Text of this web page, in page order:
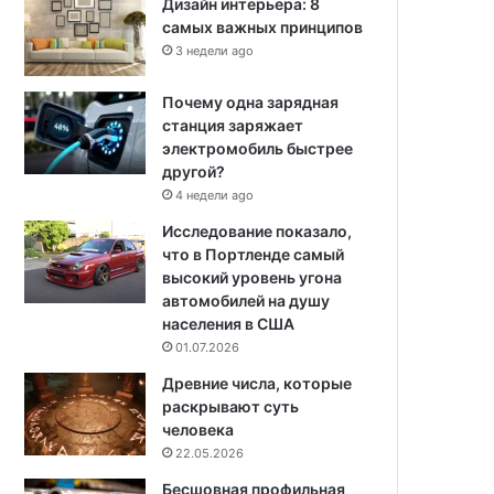
Дизайн интерьера: 8
самых важных принципов
3 недели ago
Почему одна зарядная
станция заряжает
электромобиль быстрее
другой?
4 недели ago
Исследование показало,
что в Портленде самый
высокий уровень угона
автомобилей на душу
населения в США
01.07.2026
Древние числа, которые
раскрывают суть
человека
22.05.2026
Бесшовная профильная